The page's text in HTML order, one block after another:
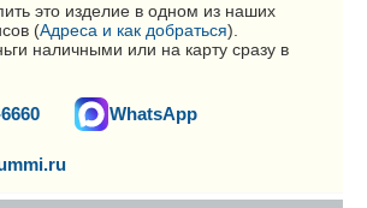
это изделие в одном из наших
(Адреса и как добраться).
наличными или на карту сразу в
WhatsApp